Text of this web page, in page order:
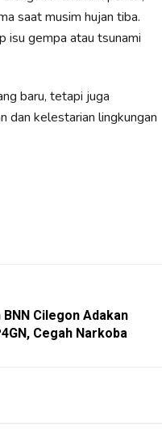
saat musim hujan tiba.
isu gempa atau tsunami
baru, tetapi juga
dan kelestarian lingkungan
Cilegon Adakan
Cegah Narkoba